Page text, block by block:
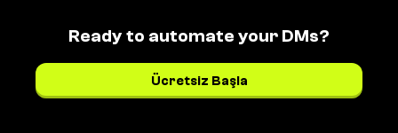
Ready to automate your DMs?
Ücretsiz Başla